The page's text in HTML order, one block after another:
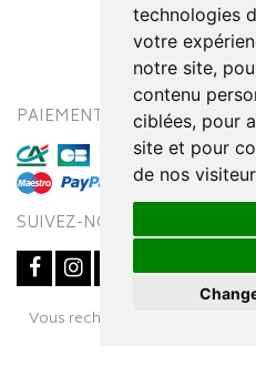
technologies
votre
notre site,
contenu
ciblées, pour
site et pour
de nos
PAIEMENT SÉCURISÉ
SUIVEZ-NOUS SUR
Vous recherchez un